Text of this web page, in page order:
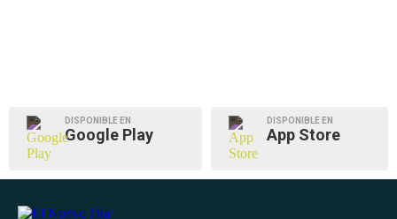
DISPONIBLE EN
Google Play
DISPONIBLE EN
App Store